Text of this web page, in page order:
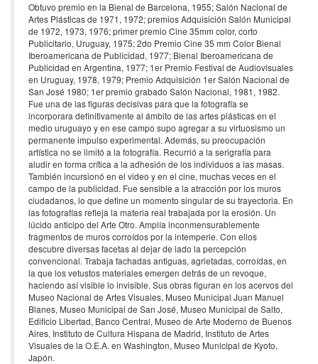
Obtuvo premio en la Bienal de Barcelona, 1955; Salón Nacional de
Artes Plásticas de 1971, 1972; premios Adquisición Salón Municipal
de 1972, 1973, 1976; primer premio Cine 35mm color, corto
Publicitario, Uruguay, 1975; 2do Premio Cine 35 mm Color Bienal
Iberoamericana de Publicidad, 1977; Bienal Iberoamericana de
Publicidad en Argentina, 1977; 1er Premio Festival de Audiovisuales
en Uruguay, 1978, 1979; Premio Adquisición 1er Salón Nacional de
San José 1980; 1er premio grabado Salón Nacional, 1981, 1982.
Fue una de las figuras decisivas para que la fotografía se
incorporara definitivamente al ámbito de las artes plásticas en el
medio uruguayo y en ese campo supo agregar a su virtuosismo un
permanente impulso experimental. Además, su preocupación
artística no se limitó a la fotografía. Recurrió a la serigrafía para
aludir en forma crítica a la adhesión de los individuos a las masas.
También incursionó en el video y en el cine, muchas veces en el
campo de la publicidad. Fue sensible a la atracción por los muros
ciudadanos, lo que define un momento singular de su trayectoria. En
las fotografías refleja la materia real trabajada por la erosión. Un
lúcido anticipo del Arte Otro. Amplía inconmensurablemente
fragmentos de muros corroídos por la intemperie. Con ellos
descubre diversas facetas al dejar de lado la percepción
convencional. Trabaja fachadas antiguas, agrietadas, corroídas, en
la que los vetustos materiales emergen detrás de un revoque,
haciendo así visible lo invisible. Sus obras figuran en los acervos del
Museo Nacional de Artes Visuales, Museo Municipal Juan Manuel
Blanes, Museo Municipal de San José, Museo Municipal de Salto,
Edificio Libertad, Banco Central, Museo de Arte Moderno de Buenos
Aires, Instituto de Cultura Hispana de Madrid, Instituto de Artes
Visuales de la O.E.A. en Washington, Museo Municipal de Kyoto,
Japón.